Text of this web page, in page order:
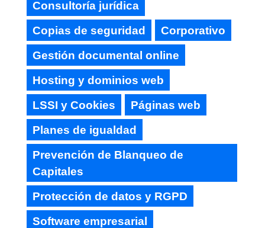
Consultoría jurídica
Copias de seguridad
Corporativo
Gestión documental online
Hosting y dominios web
LSSI y Cookies
Páginas web
Planes de igualdad
Prevención de Blanqueo de
Capitales
Protección de datos y RGPD
Software empresarial